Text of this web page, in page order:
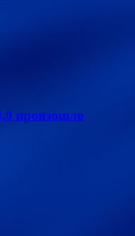
произошло